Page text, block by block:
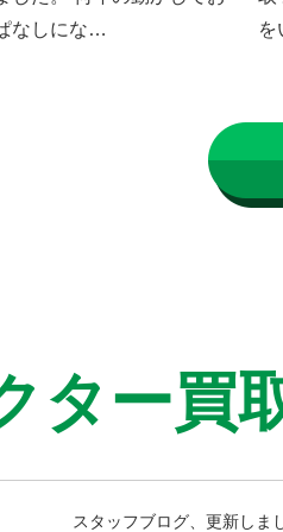
なしにな…
ター買
スタッフブログ、更新しま